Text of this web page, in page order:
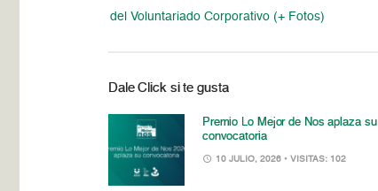
del Voluntariado Corporativo (+ Fotos)
Dale Click si te gusta
Premio Lo Mejor de Nos aplaza su
convocatoria
10 JULIO, 2026 • VISITAS: 102